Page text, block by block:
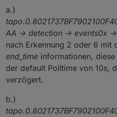
a.)
AA -> detection -> events0x -
nach Erkennung 2 oder 6 mit
end_time informationen,
der default Polltime von 10s,
verzögert.
b.)